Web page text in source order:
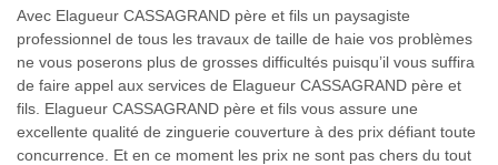
Avec Elagueur CASSAGRAND père et fils un paysagiste
professionnel de tous les travaux de taille de haie vos problèmes
ne vous poserons plus de grosses difficultés puisqu’il vous suffira
de faire appel aux services de Elagueur CASSAGRAND père et
fils. Elagueur CASSAGRAND père et fils vous assure une
excellente qualité de zinguerie couverture à des prix défiant toute
concurrence. Et en ce moment les prix ne sont pas chers du tout